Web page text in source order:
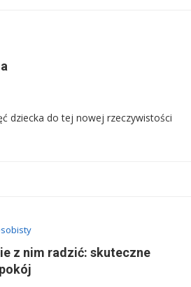
dziecka do tej nowej rzeczywistości
z nim radzić: skuteczne